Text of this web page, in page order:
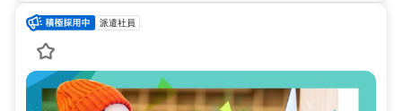
派遣社員